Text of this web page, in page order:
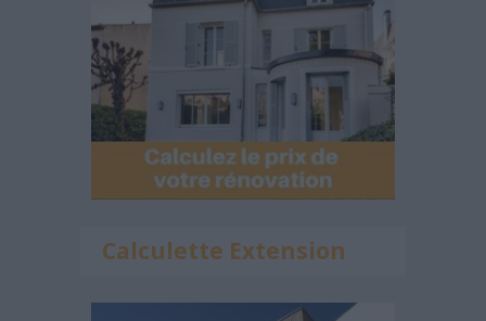
Calculette Extension